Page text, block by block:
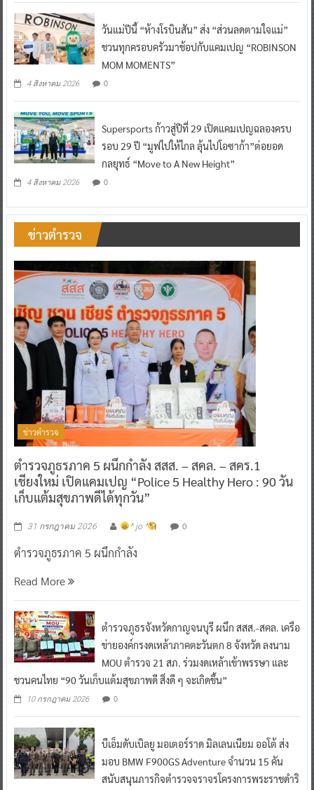
วันแม่ปีนี้ “ห้างโรบินสัน” ส่ง “ส่วนลดตามใจแม่”
ชวนทุกครอบครัวมาช้อปกับแคมเปญ “ROBINSON
MOM MOMENTS”
4 สิงหาคม 2026 0
Supersports ก้าวสู่ปีที่ 29 เปิดแคมเปญฉลองครบ
รอบ 29 ปี “มูฟไปให้ไกล ลุ้นไปโอซาก้า”ต่อยอด
กลยุทธ์ “Move to A New Height”
4 สิงหาคม 2026 0
ข่าวตำรวจ
ข่าวตำรวจ
ตำรวจภูธรภาค 5 ผนึกกำลัง สสส. – สคล. – สคร.1
เชียงใหม่ เปิดแคมเปญ “Police 5 Healthy Hero : 90 วัน
เก็บแต้มสุขภาพดีได้ทุกวัน”
31 กรกฎาคม 2026 ^ jo ^ 0
ตำรวจภูธรภาค 5 ผนึกกำลัง
Read More
ตำรวจภูธรจังหวัดกาญจนบุรี ผนึก สสส.-สคล. เครือ
ข่ายองค์กรงดเหล้าภาคตะวันตก 8 จังหวัด ลงนาม
MOU ตำรวจ 21 สภ. ร่วมงดเหล้าเข้าพรรษา และ
ชวนคนไทย “90 วันเก็บแต้มสุขภาพดี สิ่งดี ๆ จะเกิดขึ้น”
10 กรกฎาคม 2026 0
บีเอ็มดับเบิลยู มอเตอร์ราด มิลเลนเนียม ออโต้ ส่ง
มอบ BMW F900GS Adventure จำนวน 15 คัน
สนับสนุนภารกิจตำรวจจราจรโครงการพระราชดำริ